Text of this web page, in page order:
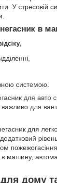
У стресовій
в
системою.
для авто
для
для
в машину,
для дому